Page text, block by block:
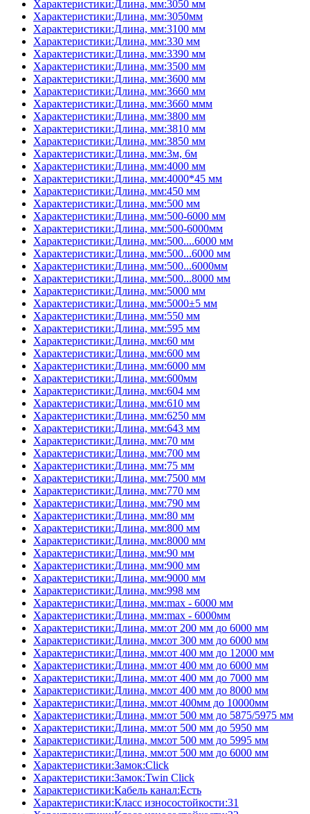
Характеристики:Длина, мм:3050 мм
Характеристики:Длина, мм:3050мм
Характеристики:Длина, мм:3100 мм
Характеристики:Длина, мм:330 мм
Характеристики:Длина, мм:3390 мм
Характеристики:Длина, мм:3500 мм
Характеристики:Длина, мм:3600 мм
Характеристики:Длина, мм:3660 мм
Характеристики:Длина, мм:3660 ммм
Характеристики:Длина, мм:3800 мм
Характеристики:Длина, мм:3810 мм
Характеристики:Длина, мм:3850 мм
Характеристики:Длина, мм:3м, 6м
Характеристики:Длина, мм:4000 мм
Характеристики:Длина, мм:4000*45 мм
Характеристики:Длина, мм:450 мм
Характеристики:Длина, мм:500 мм
Характеристики:Длина, мм:500-6000 мм
Характеристики:Длина, мм:500-6000мм
Характеристики:Длина, мм:500....6000 мм
Характеристики:Длина, мм:500...6000 мм
Характеристики:Длина, мм:500...6000мм
Характеристики:Длина, мм:500...8000 мм
Характеристики:Длина, мм:5000 мм
Характеристики:Длина, мм:5000±5 мм
Характеристики:Длина, мм:550 мм
Характеристики:Длина, мм:595 мм
Характеристики:Длина, мм:60 мм
Характеристики:Длина, мм:600 мм
Характеристики:Длина, мм:6000 мм
Характеристики:Длина, мм:600мм
Характеристики:Длина, мм:604 мм
Характеристики:Длина, мм:610 мм
Характеристики:Длина, мм:6250 мм
Характеристики:Длина, мм:643 мм
Характеристики:Длина, мм:70 мм
Характеристики:Длина, мм:700 мм
Характеристики:Длина, мм:75 мм
Характеристики:Длина, мм:7500 мм
Характеристики:Длина, мм:770 мм
Характеристики:Длина, мм:790 мм
Характеристики:Длина, мм:80 мм
Характеристики:Длина, мм:800 мм
Характеристики:Длина, мм:8000 мм
Характеристики:Длина, мм:90 мм
Характеристики:Длина, мм:900 мм
Характеристики:Длина, мм:9000 мм
Характеристики:Длина, мм:998 мм
Характеристики:Длина, мм:max - 6000 мм
Характеристики:Длина, мм:max - 6000мм
Характеристики:Длина, мм:от 200 мм до 6000 мм
Характеристики:Длина, мм:от 300 мм до 6000 мм
Характеристики:Длина, мм:от 400 мм до 12000 мм
Характеристики:Длина, мм:от 400 мм до 6000 мм
Характеристики:Длина, мм:от 400 мм до 7000 мм
Характеристики:Длина, мм:от 400 мм до 8000 мм
Характеристики:Длина, мм:от 400мм до 10000мм
Характеристики:Длина, мм:от 500 мм до 5875/5975 мм
Характеристики:Длина, мм:от 500 мм до 5950 мм
Характеристики:Длина, мм:от 500 мм до 5995 мм
Характеристики:Длина, мм:от 500 мм до 6000 мм
Характеристики:Замок:Click
Характеристики:Замок:Twin Click
Характеристики:Кабель канал:Есть
Характеристики:Класс износостойкости:31